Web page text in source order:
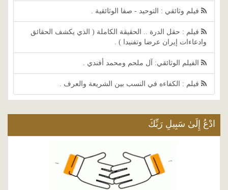
فيلم وثائقي : التوحيد - صفا الوثائقية .
فيلم : حقل الدرة .. الحقيقة الكاملة ( الذي يكشف الحقائق
وادعاءات إيران عرضا وتفنيدا ) .
الفيلم الوثائقي: آل ملحم ومحمد أفندي .
فيلم : الكفاءه في النسب بين الشريعة والعرف .
ادْعُ إِلَىٰ سَبِيلِ رَبِّكَ